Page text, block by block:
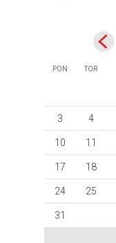
PON TOR
3 4
10 11
17 18
24 25
31